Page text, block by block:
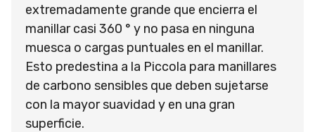
extremadamente grande que encierra el
manillar casi 360 ° y no pasa en ninguna
muesca o cargas puntuales en el manillar.
Esto predestina a la Piccola para manillares
de carbono sensibles que deben sujetarse
con la mayor suavidad y en una gran
superficie.